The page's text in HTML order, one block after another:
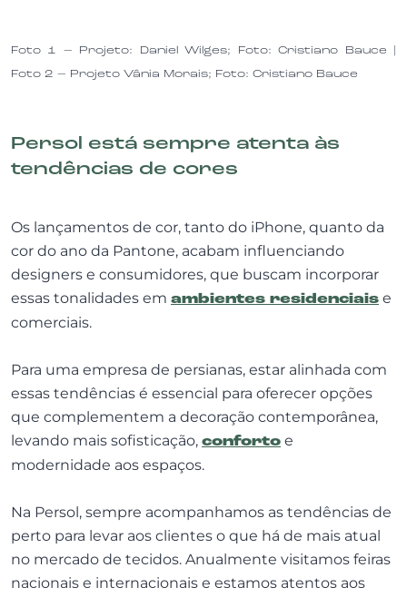
Foto 1 – Projeto: Daniel Wilges; Foto: Cristiano Bauce |
Foto 2 – Projeto Vânia Morais; Foto: Cristiano Bauce
Persol está sempre atenta às
tendências de cores
Os lançamentos de cor, tanto do iPhone, quanto da
cor do ano da Pantone, acabam influenciando
designers e consumidores, que buscam incorporar
essas tonalidades em ambientes residenciais e
comerciais.
Para uma empresa de persianas, estar alinhada com
essas tendências é essencial para oferecer opções
que complementem a decoração contemporânea,
levando mais sofisticação, conforto e
modernidade aos espaços.
Na Persol, sempre acompanhamos as tendências de
perto para levar aos clientes o que há de mais atual
no mercado de tecidos. Anualmente visitamos feiras
nacionais e internacionais e estamos atentos aos